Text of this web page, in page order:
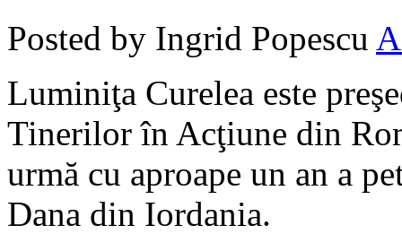
Posted by Ingrid Popescu
Luminiţa Curelea este
Tinerilor în Acţiune din
urmă cu aproape un an a
Dana din Iordania.